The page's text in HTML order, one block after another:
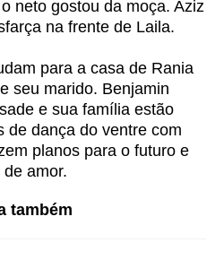
neto gostou da moça. Aziz
na frente de Laila.
para a casa de Rania
seu marido. Benjamin
e sua família estão
de dança do ventre com
planos para o futuro e
amor.
também